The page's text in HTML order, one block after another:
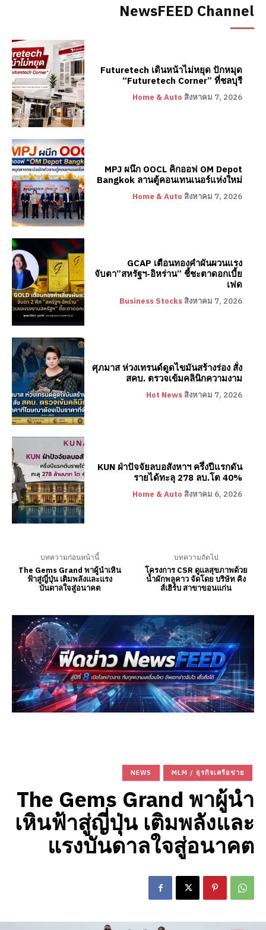
NewsFEED Channel
Futuretech เดินหน้าไม่หยุด ปักหมุด
“Futuretech Corner” ที่ชลบุรี
Home & Auto สิงหาคม 7, 2026
MPJ ผนึก OOCL คิกออฟ OM Depot
Bangkok ลานตู้คอนเทนเนอร์แห่งใหม่
Home & Auto สิงหาคม 7, 2026
GCAP เตือนทองคำผันผวนแรง
จับตา”สหรัฐฯ-อิหร่าน” ชี้ชะตาดอกเบี้ย
เฟด
Business Stocks สิงหาคม 7, 2026
ศุภมาส ห่วงเทรนด์ดูดไขมันสร้างร่อง สั่ง
สคบ. ตรวจเข้มคลินิกความงาม
Hot News สิงหาคม 7, 2026
KUN ฝ่าปัจจัยลบอสังหาฯ ครึ่งปีแรกดัน
รายได้ทะลุ 278 ลบ.โต 40%
Home & Auto สิงหาคม 6, 2026
บทความก่อนหน้านี้
The Gems Grand พาผู้นำเหิน
ฟ้าสู่ญี่ปุ่น เติมพลังและแรง
บันดาลใจสู่อนาคต
บทความถัดไป
โครงการ CSR ดูแลสุขภาพด้วย
น้ำผักพลูคาว จัดโดย บริษัท คิง
ส์เฮิร์บ สาขาขอนแก่น